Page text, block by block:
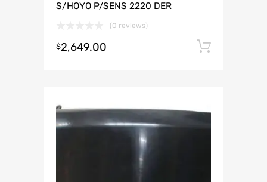
S/HOYO P/SENS 2220 DER
(0 reviews)
$2,649.00